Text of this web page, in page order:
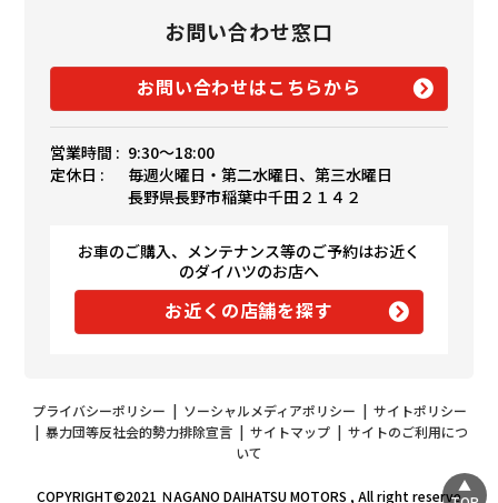
お問い合わせ窓口
お問い合わせはこちらから
営業時間 : 9:30〜18:00
定休日 :
毎週火曜日・第二水曜日、第三水曜日
長野県長野市稲葉中千田２１４２
お車のご購入、メンテナンス等のご予約はお近く
のダイハツのお店へ
お近くの店舗を探す
プライバシーポリシー | ソーシャルメディアポリシー | サイトポリシー
| 暴力団等反社会的勢力排除宣言| サイトマップ| サイトのご利用につ
いて
COPYRIGHT©2021 ＮAGANO DAIHATSU MOTORS , All right reserve